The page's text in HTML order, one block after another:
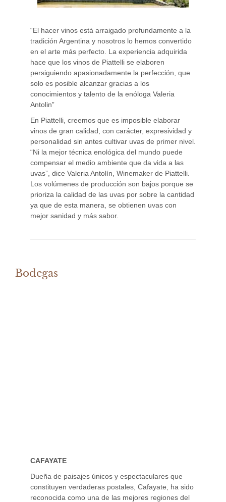
“El hacer vinos está arraigado profundamente a la
tradición Argentina y nosotros lo hemos convertido
en el arte más perfecto. La experiencia adquirida
hace que los vinos de Piattelli se elaboren
persiguiendo apasionadamente la perfección, que
solo es posible alcanzar gracias a los
conocimientos y talento de la enóloga Valeria
Antolin”
En Piattelli, creemos que es imposible elaborar
vinos de gran calidad, con carácter, expresividad y
personalidad sin antes cultivar uvas de primer nivel.
“Ni la mejor técnica enológica del mundo puede
compensar el medio ambiente que da vida a las
uvas”, dice Valeria Antolín, Winemaker de Piattelli.
Los volúmenes de producción son bajos porque se
prioriza la calidad de las uvas por sobre la cantidad
ya que de esta manera, se obtienen uvas con
mejor sanidad y más sabor.
Bodegas
CAFAYATE
Dueña de paisajes únicos y espectaculares que
constituyen verdaderas postales, Cafayate, ha sido
reconocida como una de las mejores regiones del